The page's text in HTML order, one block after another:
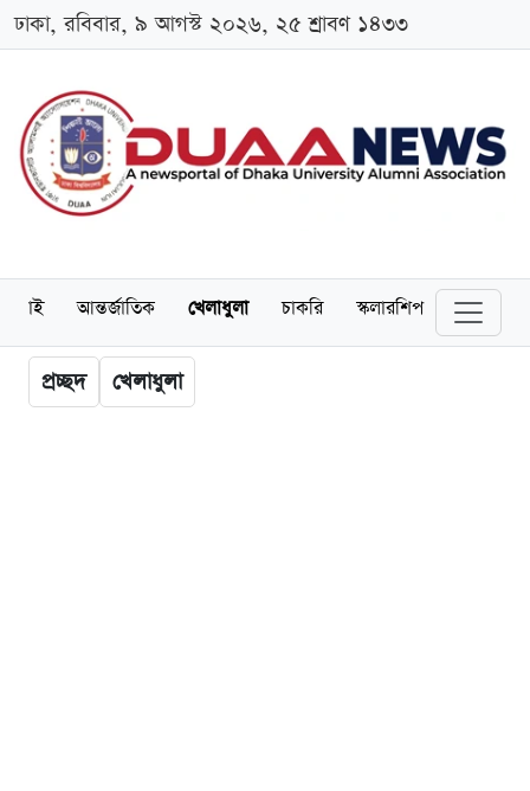
ঢাকা, রবিবার, ৯ আগস্ট ২০২৬, ২৫ শ্রাবণ ১৪৩৩
আন্তর্জাতিক খেলাধুলা চাকরি স্কলারশিপ বিনোদন
প্রচ্ছদ খেলাধুলা